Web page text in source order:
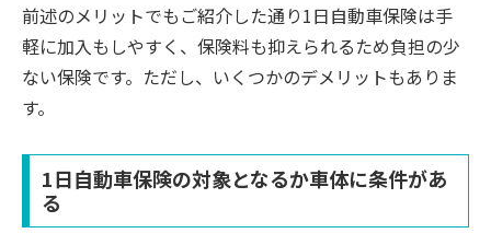
前述のメリットでもご紹介した通り1日自動車保険は手
軽に加入もしやすく、保険料も抑えられるため負担の少
ない保険です。ただし、いくつかのデメリットもありま
す。
1日自動車保険の対象となるか車体に条件があ
る